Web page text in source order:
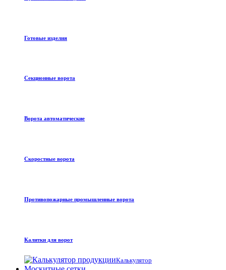
Готовые изделия
Секционные ворота
Ворота автоматические
Скоростные ворота
Противопожарные промышленные ворота
Калитки для ворот
Калькулятор